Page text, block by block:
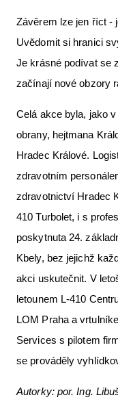
Závěrem lze jen říct -
Uvědomit si hranici
Je krásné podívat se
začínají nové obzory
Celá akce byla, jako
obrany, hejtmana
Hradec Králové.
zdravotním
zdravotnictví Hradec
410 Turbolet, i s
poskytnuta 24.
Kbely, bez jejichž
akci uskutečnit. V
letounem L-410
LOM Praha a
Services s pilotem
se prováděly
Autorky: por. Ing.